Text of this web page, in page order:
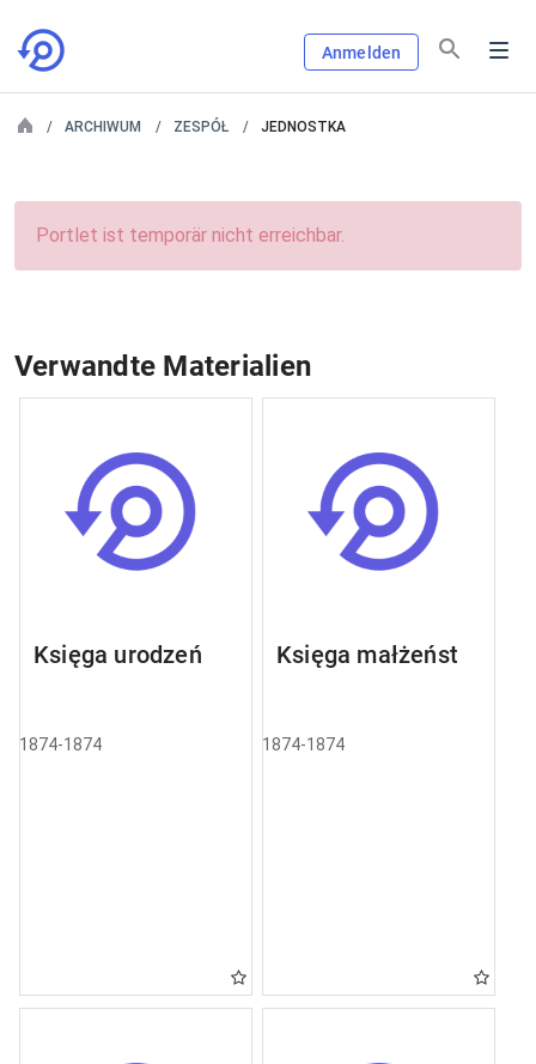
Anmelden
ARCHIWUM ZESPÓŁ JEDNOSTKA
Portlet ist temporär nicht erreichbar.
Verwandte Materialien
Księga urodzeń
1874-1874
Księga małżeństw
1874-1874